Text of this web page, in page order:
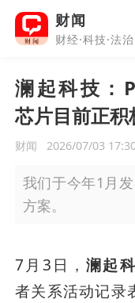
财闻
财经·科技·法治
澜起科技：
芯片目前正
财闻 2026/07/03
我们于今年1月
方案。
7月3日，澜起
者关系活动记录